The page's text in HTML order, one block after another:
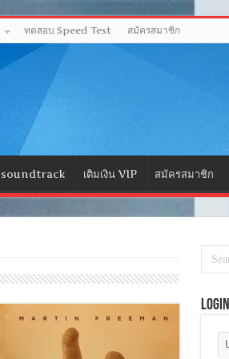
ทดสอบ Speed Test สมัครสมาชิก
soundtrack เติมเงิน VIP สมัครสมาชิก
Login